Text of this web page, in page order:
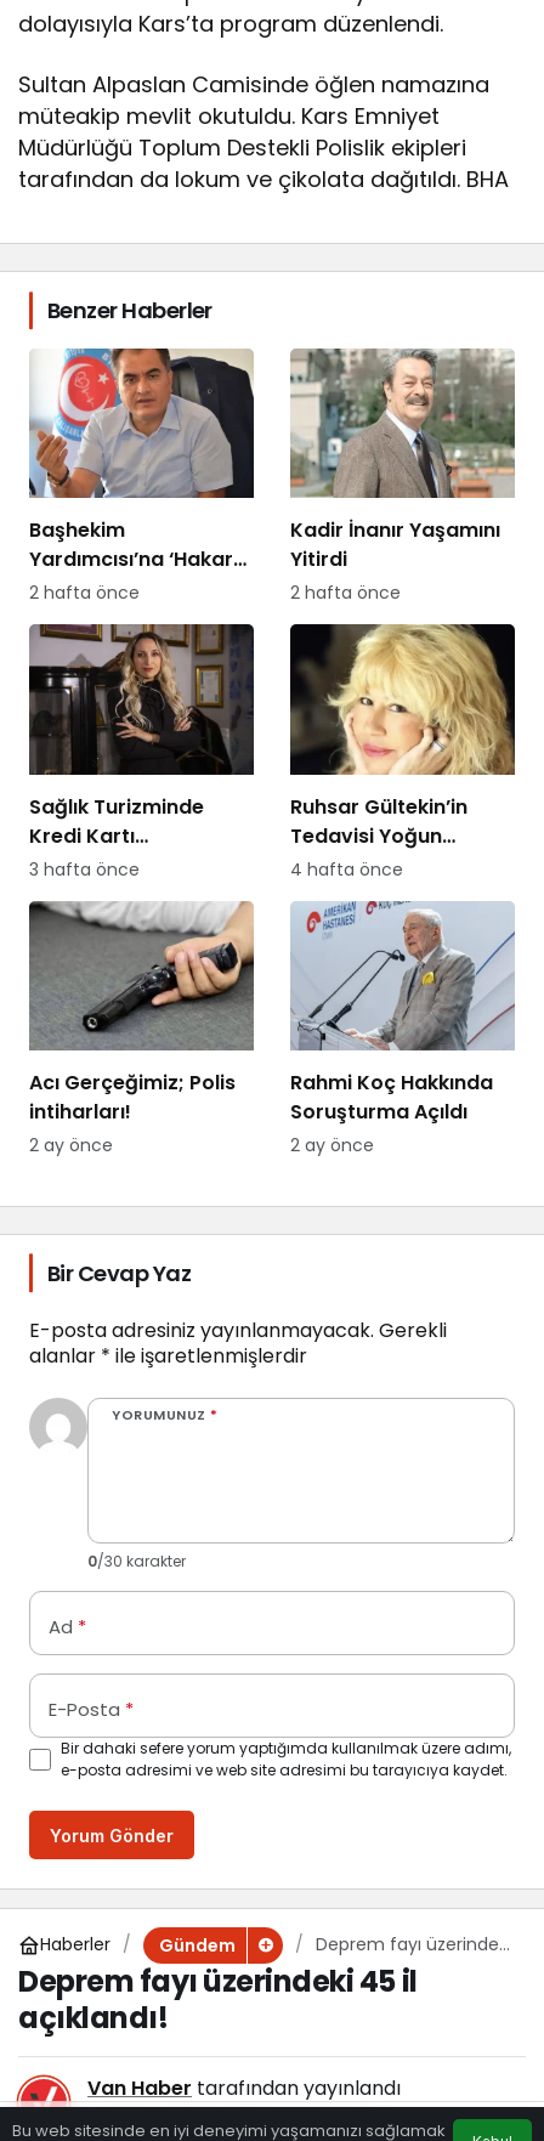
dolayısıyla Kars’ta program düzenlendi.
Sultan Alpaslan Camisinde öğlen namazına
müteakip mevlit okutuldu. Kars Emniyet
Müdürlüğü Toplum Destekli Polislik ekipleri
tarafından da lokum ve çikolata dağıtıldı. BHA
Benzer Haberler
Başhekim
Yardımcısı’na ‘Hakaret
Davası’ Açan
Hemşireye Sürgün!
2 hafta önce
Kadir İnanır Yaşamını
Yitirdi
2 hafta önce
Sağlık Turizminde
Kredi Kartı
Dolandırıcılığına
Dikkat!
3 hafta önce
Ruhsar Gültekin’in
Tedavisi Yoğun
Bakımda Sürüyor
4 hafta önce
Acı Gerçeğimiz; Polis
intiharları!
2 ay önce
Rahmi Koç Hakkında
Soruşturma Açıldı
2 ay önce
Bir Cevap Yaz
E-posta adresiniz yayınlanmayacak. Gerekli
alanlar * ile işaretlenmişlerdir
YORUMUNUZ *
0/30 karakter
Ad *
E-Posta *
Bir dahaki sefere yorum yaptığımda kullanılmak üzere adımı,
e-posta adresimi ve web site adresimi bu tarayıcıya kaydet.
Yorum Gönder
Haberler Gündem
Deprem fayı üzerindeki
45 il açıklandı!
Deprem fayı üzerindeki 45 il
açıklandı!
Van Haber tarafından yayınlandı
4 Şubat 2025, 23:58yayınlandı
Bu web sitesinde en iyi deneyimi yaşamanızı sağlamak